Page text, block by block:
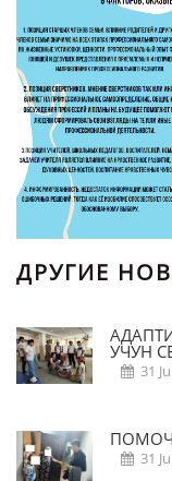
ДРУГИЕ
УЧУН
31
31